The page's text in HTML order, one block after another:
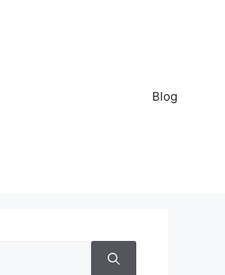
Blog